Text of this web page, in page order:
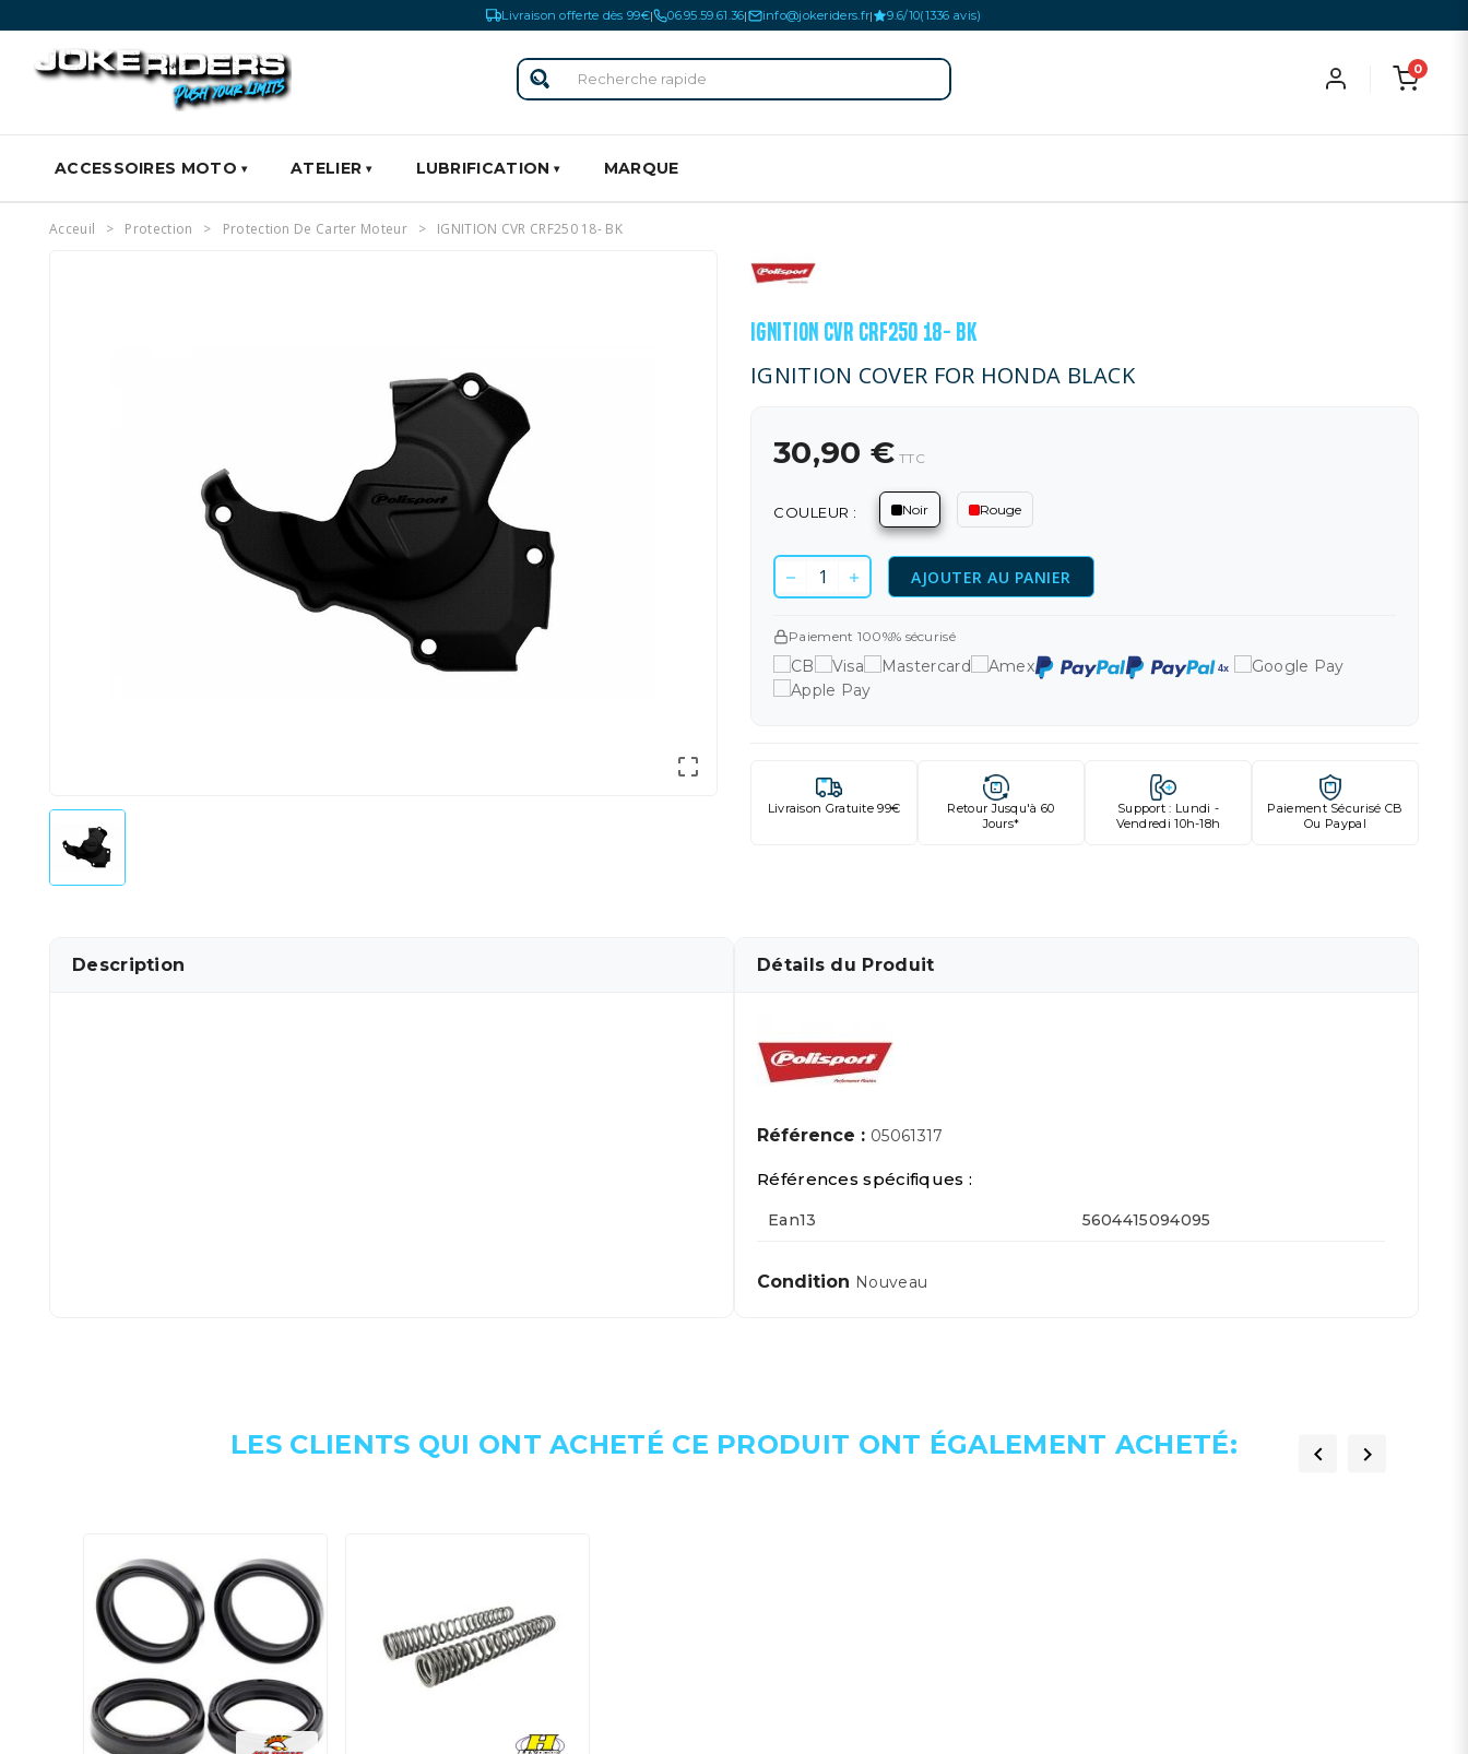
Livraison offerte dès 99€| 06.95.59.61.36| info@jokeriders.fr| 9.6/10(1336 avis)
0
ACCESSOIRES MOTO ATELIER LUBRIFICATION MARQUE
Acceuil Protection Protection De Carter Moteur IGNITION CVR CRF250 18- BK

IGNITION CVR CRF250 18- BK
IGNITION COVER FOR HONDA BLACK
30,90 € TTC
COULEUR : Noir Rouge
AJOUTER AU PANIER
Paiement 100%% sécurisé
Livraison Gratuite 99€
Retour Jusqu'à 60
Jours*
Support : Lundi -
Vendredi 10h-18h
Paiement Sécurisé CB
Ou Paypal
Description Détails du Produit
Référence : 05061317
Références spécifiques :
Ean13 5604415094095
Condition Nouveau
LES CLIENTS QUI ONT ACHETÉ CE PRODUIT ONT ÉGALEMENT ACHETÉ:  